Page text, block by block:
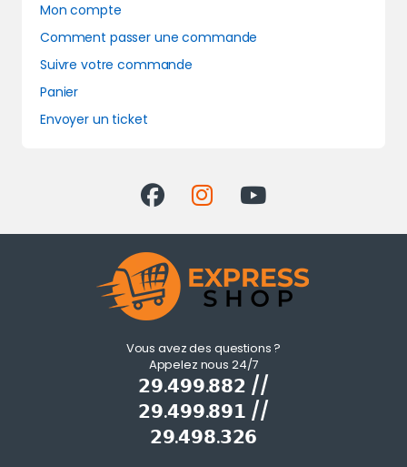
Mon compte
Comment passer une commande
Suivre votre commande
Panier
Envoyer un ticket
Vous avez des questions ?
Appelez nous 24/7
𝟮𝟵.𝟰𝟵𝟵.𝟴𝟴𝟮 //
𝟮𝟵.𝟰𝟵𝟵.𝟴𝟵𝟭 //
𝟮𝟵.𝟰𝟵𝟴.𝟯𝟮𝟲